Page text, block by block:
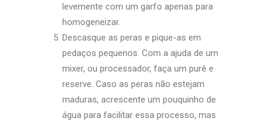
levemente com um garfo apenas para
homogeneizar.
Descasque as peras e pique-as em
pedaços pequenos. Com a ajuda de um
mixer, ou processador, faça um purê e
reserve. Caso as peras não estejam
maduras, acrescente um pouquinho de
água para facilitar essa processo, mas